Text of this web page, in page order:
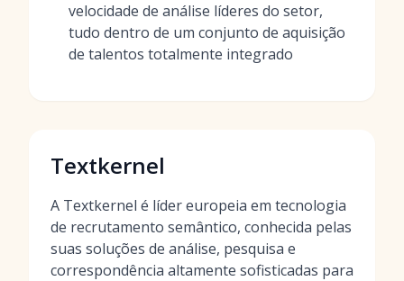
velocidade de análise líderes do setor,
tudo dentro de um conjunto de aquisição
de talentos totalmente integrado
Textkernel
A Textkernel é líder europeia em tecnologia
de recrutamento semântico, conhecida pelas
suas soluções de análise, pesquisa e
correspondência altamente sofisticadas para